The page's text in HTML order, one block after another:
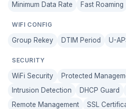
Minimum Data Rate
Fast Roaming
WIFI CONFIG
Group Rekey DTIM Period U-
SECURITY
WiFi Security Protected
Intrusion Detection
DHCP Guard
Remote Management
SSL